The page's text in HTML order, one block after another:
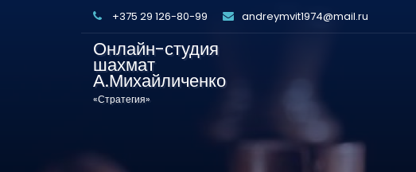
+375 29 126-80-99 andreymvit1974@mail.ru
Онлайн-студия
шахмат
А.Михайличенко
«Стратегия»